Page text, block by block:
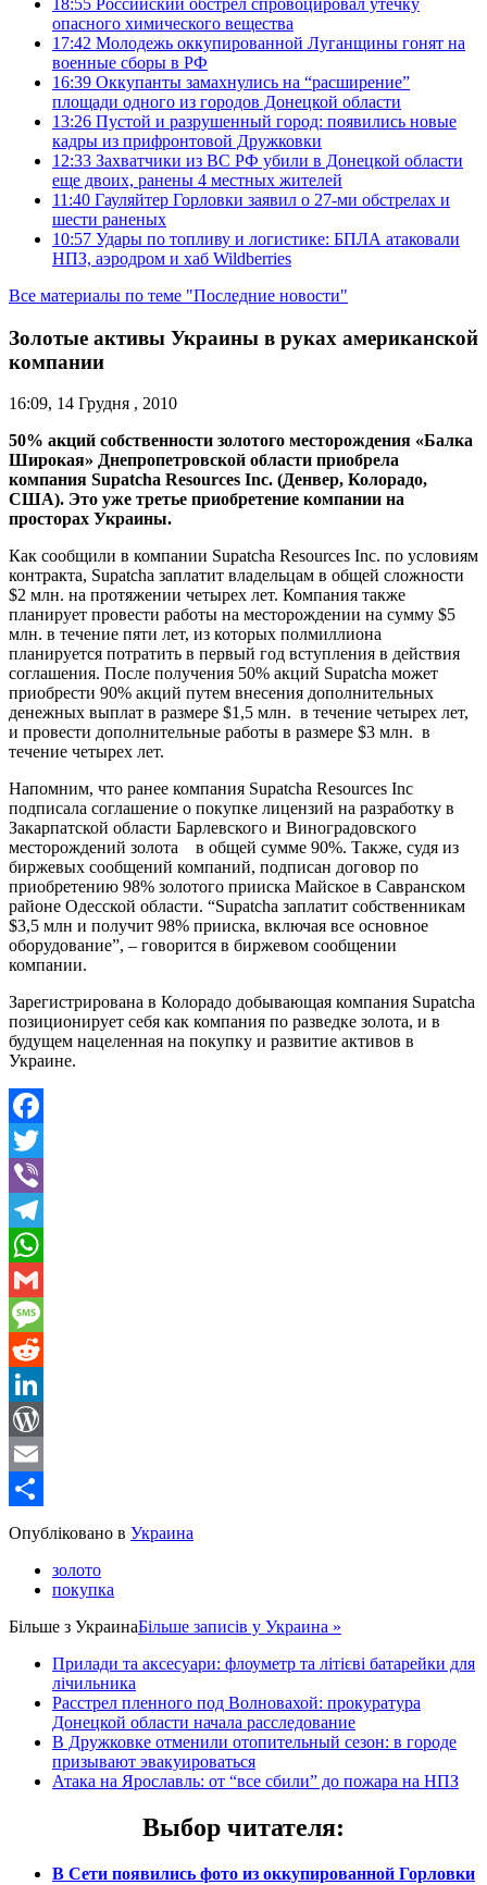
опасного химического вещества
17:42 Молодежь оккупированной Луганщины гонят на
военные сборы в РФ
16:39 Оккупанты замахнулись на “расширение”
площади одного из городов Донецкой области
13:26 Пустой и разрушенный город: появились новые
кадры из прифронтовой Дружковки
12:33 Захватчики из ВС РФ убили в Донецкой области
еще двоих, ранены 4 местных жителей
11:40 Гауляйтер Горловки заявил о 27-ми обстрелах и
шести раненых
10:57 Удары по топливу и логистике: БПЛА атаковали
НПЗ, аэродром и хаб Wildberries
Все материалы по теме "Последние новости"
Золотые активы Украины в руках американской
компании
16:09, 14 Грудня , 2010
50% акций собственности золотого месторождения «Балка
Широкая» Днепропетровской области приобрела
компания Supatcha Resources Inc. (Денвер, Колорадо,
США). Это уже третье приобретение компании на
просторах Украины.
Как сообщили в компании Supatcha Resources Inc. по условиям
контракта, Supatcha заплатит владельцам в общей сложности
$2 млн. на протяжении четырех лет. Компания также
планирует провести работы на месторождении на сумму $5
млн. в течение пяти лет, из которых полмиллиона
планируется потратить в первый год вступления в действия
соглашения. После получения 50% акций Supatcha может
приобрести 90% акций путем внесения дополнительных
денежных выплат в размере $1,5 млн. в течение четырех лет,
и провести дополнительные работы в размере $3 млн. в
течение четырех лет.
Напомним, что ранее компания Supatcha Resources Inc
подписала соглашение о покупке лицензий на разработку в
Закарпатской области Барлевского и Виноградовского
месторождений золота в общей сумме 90%. Также, судя из
биржевых сообщений компаний, подписан договор по
приобретению 98% золотого прииска Майское в Савранском
районе Одесской области. “Supatcha заплатит собственникам
$3,5 млн и получит 98% прииска, включая все основное
оборудование”, – говорится в биржевом сообщении
компании.
Зарегистрирована в Колорадо добывающая компания Supatcha
позиционирует себя как компания по разведке золота, и в
будущем нацеленная на покупку и развитие активов в
Украине.
Facebook
Twitter
Viber
Telegram
WhatsApp
Gmail
Message
Reddit
LinkedIn
WordPress
Email
Share
Опубліковано в Украина
золото
покупка
Більше з УкраинаБільше записів у Украина »
Прилади та аксесуари: флоуметр та літієві батарейки для
лічильника
Расстрел пленного под Волновахой: прокуратура
Донецкой области начала расследование
В Дружковке отменили отопительный сезон: в городе
призывают эвакуироваться
Атака на Ярославль: от “все сбили” до пожара на НПЗ
Выбор читателя:
В Сети появились фото из оккупированной Горловки